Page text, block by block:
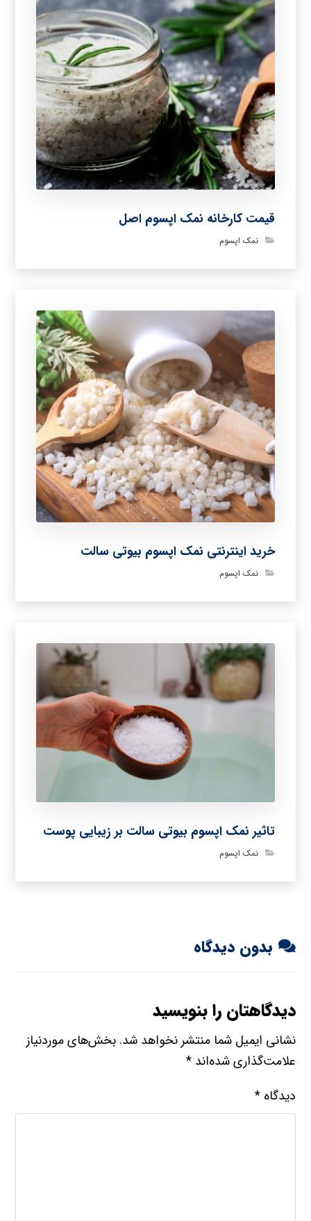
قیمت کارخانه نمک اپسوم اصل
نمک اپسوم
خرید اینترنتی نمک اپسوم بیوتی سالت
نمک اپسوم
تاثیر نمک اپسوم بیوتی سالت بر زیبایی پوست
نمک اپسوم
بدون دیدگاه
دیدگاهتان را بنویسید
نشانی ایمیل شما منتشر نخواهد شد. بخش‌های موردنیاز
علامت‌گذاری شده‌اند*
دیدگاه*